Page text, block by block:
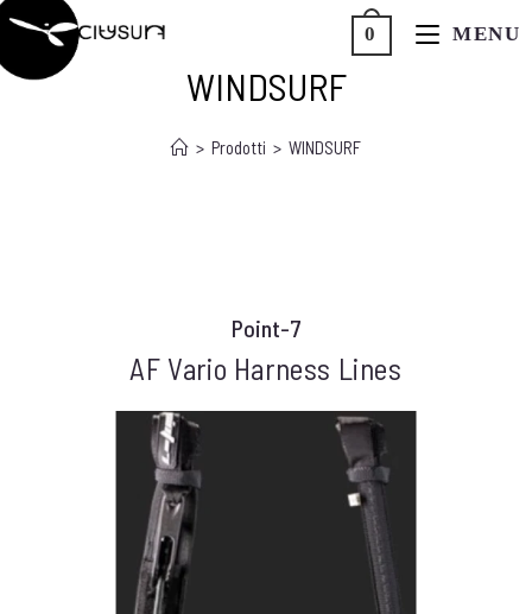
0 MENU
WINDSURF
> Prodotti > WINDSURF
Point-7
AF Vario Harness Lines